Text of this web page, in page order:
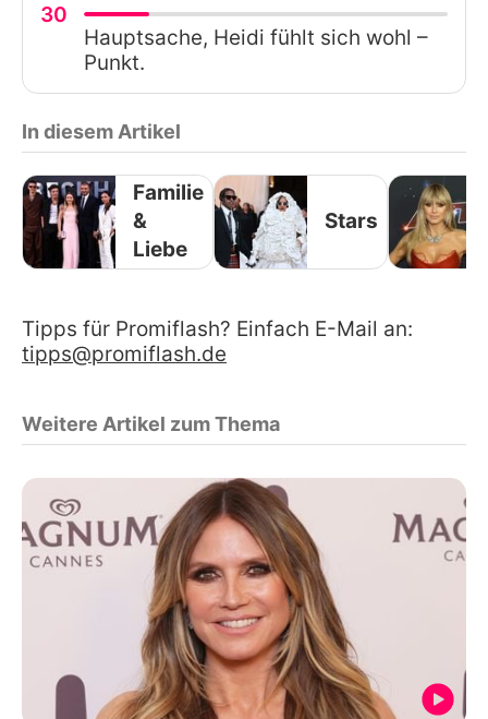
30
Hauptsache, Heidi fühlt sich wohl –
Punkt.
In diesem Artikel
Familie
&
Liebe
Stars
Tipps für Promiflash? Einfach E-Mail an:
tipps@promiflash.de
Weitere Artikel zum Thema